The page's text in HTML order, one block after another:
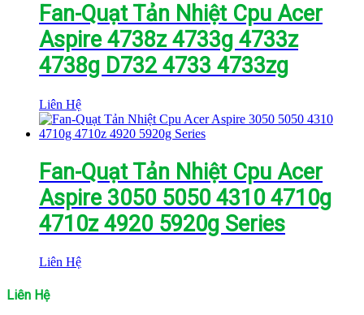
Fan-Quạt Tản Nhiệt Cpu Acer
Aspire 4738z 4733g 4733z
4738g D732 4733 4733zg
Liên Hệ
Fan-Quạt Tản Nhiệt Cpu Acer
Aspire 3050 5050 4310 4710g
4710z 4920 5920g Series
Liên Hệ
Liên Hệ